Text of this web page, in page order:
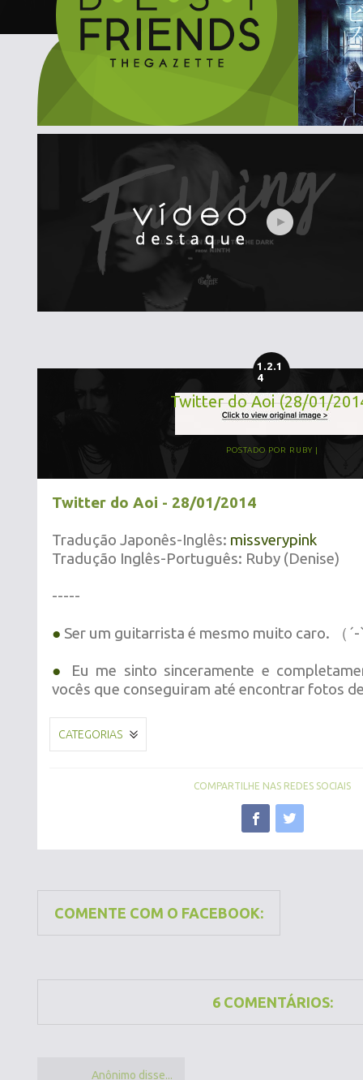
1.2.1
4
Twitter do Aoi (28/01/
POSTADO POR RUBY
Twitter do Aoi - 28/01/2014
Tradução Japonês-Inglês: missverypink
Tradução Inglês-Português: Ruby (Denise)
-----
● Ser um guitarrista é mesmo muito caro. （
● Eu me sinto sinceramente e
vocês que conseguiram até encontrar fotos
CATEGORIAS
COMPARTILHE NAS REDES SOCIAIS
COMENTE COM O FACEBOOK:
6 COMENTÁRIOS:
Anônimo disse...